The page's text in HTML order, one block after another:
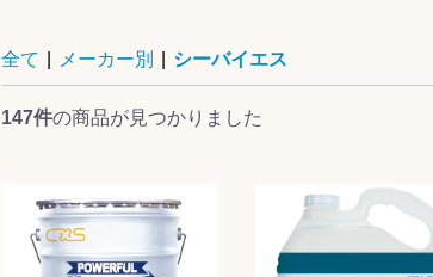
全て メーカー別 シーバイエス
147件の商品が見つかりました